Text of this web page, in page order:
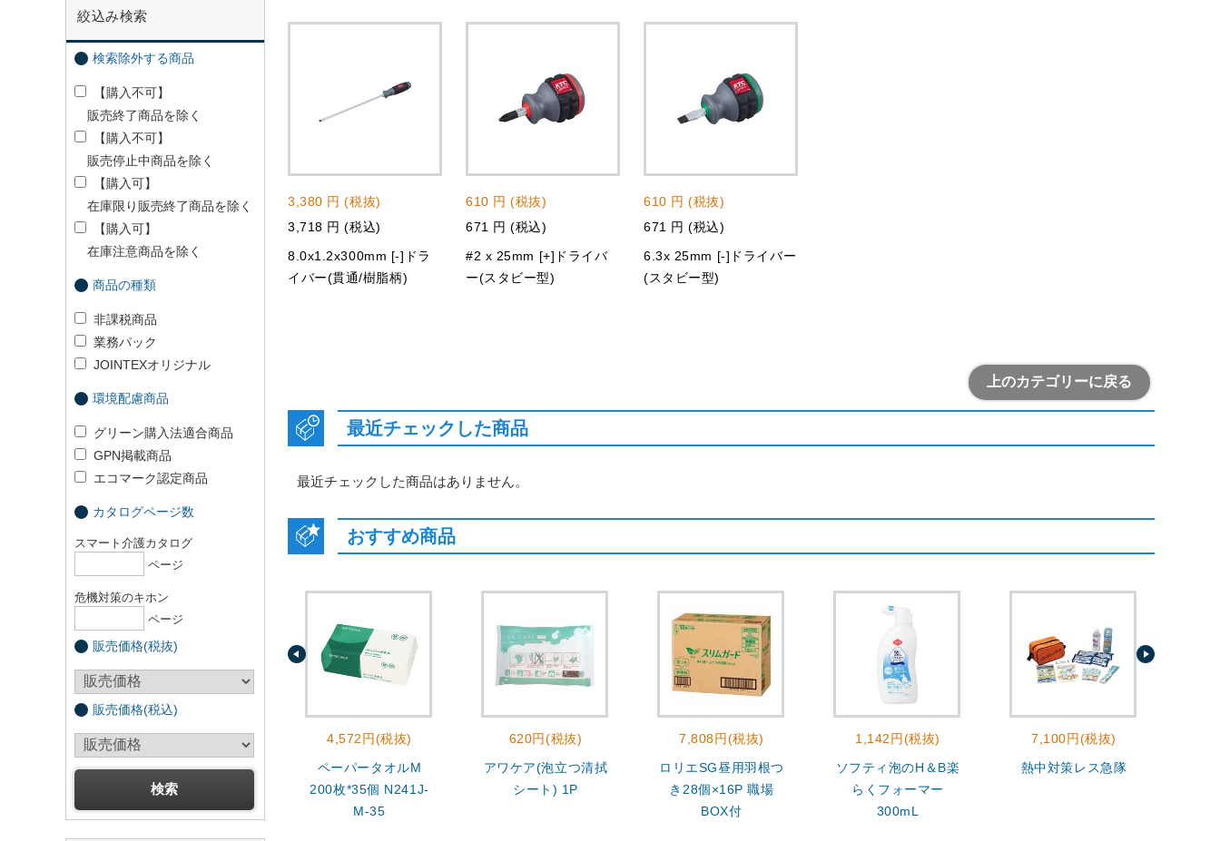
絞込み検索
検索除外する商品
【購入不可】
販売終了商品を除く
【購入不可】
販売停止中商品を除く
【購入可】
在庫限り販売終了商品を除く
【購入可】
在庫注意商品を除く
商品の種類
非課税商品
業務パック
JOINTEXオリジナル
環境配慮商品
グリーン購入法適合商品
GPN掲載商品
エコマーク認定商品
カタログページ数
スマート介護カタログ
ページ
危機対策のキホン
ページ
販売価格(税抜)
販売価格(税込)
3,380 円 (税抜)
3,718 円 (税込)
8.0x1.2x300mm [-]ドラ
イバー(貫通/樹脂柄)
610 円 (税抜)
671 円 (税込)
#2 x 25mm [+]ドライバ
ー(スタビー型)
610 円 (税抜)
671 円 (税込)
6.3x 25mm [-]ドライバー
(スタビー型)
上のカテゴリーに戻る
最近チェックした商品
最近チェックした商品はありません。
おすすめ商品
4,572円(税抜)
ペーパータオルM
200枚*35個 N241J-
M-35
620円(税抜)
アワケア(泡立つ清拭
シート) 1P
7,808円(税抜)
ロリエSG昼用羽根つ
き28個×16P 職場
BOX付
1,142円(税抜)
ソフティ泡のH＆B楽
らくフォーマー
300mL
7,100円(税抜)
熱中対策レス急隊